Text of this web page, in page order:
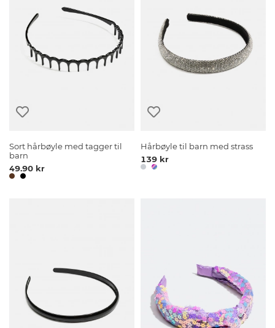
Sort hårbøyle med tagger til
barn
49.90 kr
Hårbøyle til barn med strass
139 kr